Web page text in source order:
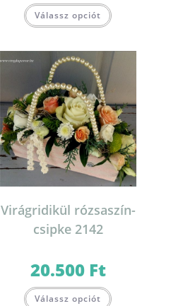
Válassz opciót
Virágridikül rózsaszín-
csipke 2142
20.500 Ft
Válassz opciót